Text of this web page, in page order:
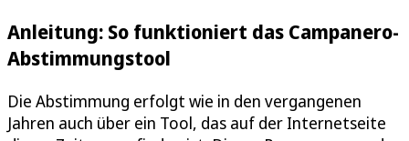
Anleitung: So funktioniert das Campanero-
Abstimmungstool
Die Abstimmung erfolgt wie in den vergangenen
Jahren auch über ein Tool, das auf der Internetseite